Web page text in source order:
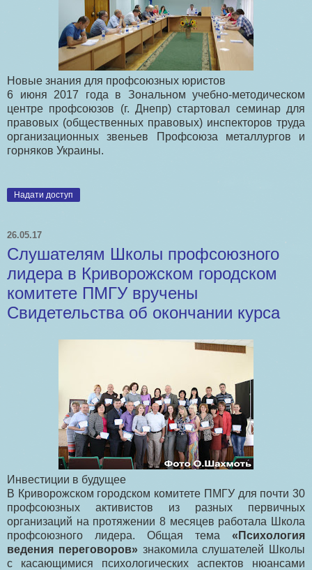
Новые знания для профсоюзных юристов
6 июня 2017 года в Зональном учебно-методическом
центре профсоюзов (г. Днепр) стартовал семинар для
правовых (общественных правовых) инспекторов труда
организационных звеньев Профсоюза металлургов и
горняков Украины.
Надати доступ
26.05.17
Слушателям Школы профсоюзного
лидера в Криворожском городском
комитете ПМГУ вручены
Свидетельства об окончании курса
Инвестиции в будущее
В Криворожском городском комитете ПМГУ для почти 30
профсоюзных активистов из разных первичных
организаций на протяжении 8 месяцев работала Школа
профсоюзного лидера. Общая тема «Психология
ведения переговоров»знакомила слушателей Школы
с касающимися психологических аспектов нюансами